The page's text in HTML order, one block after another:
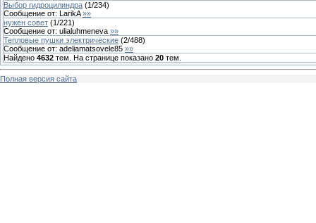
Выбор гидроцилиндра (1/234)
Сообщение от: LarikA »»
нужен совет (1/221)
Сообщение от: ulialuhmeneva »»
Тепловые пушки электрические (2/488)
Сообщение от: adeliamatsovele85 »»
Найдено 4632 тем. На странице показано 20 тем.
Полная версия сайта